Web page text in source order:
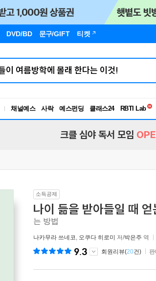
DVD/BD 문구/GIFT 티켓
채널예스 사락 예스펀딩 클래스24
RBTI Lab
독서유형검
크클 심야 독서 모임
소득공제
나이 듦을 받아들일 때 얻
는 방법
나카무라 쓰네코, 오쿠다 히로미 저/박은주 역
9.3 회원리뷰(20건)